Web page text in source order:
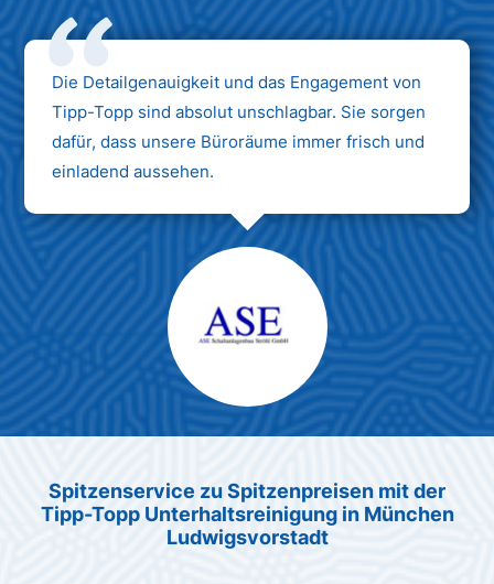
Max Mustermann
Unternehmen AG
Die Detailgenauigkeit und das Engagement von
Tipp-Topp sind absolut unschlagbar. Sie sorgen
dafür, dass unsere Büroräume immer frisch und
einladend aussehen.
Max Mustermann
Spitzenservice zu Spitzenpreisen mit der
Tipp-Topp Unterhaltsreinigung in München
Ludwigsvorstadt